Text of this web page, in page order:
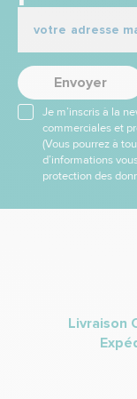
Envoyer
Je m’inscris à la
commerciales et
(Vous pourrez à
d’informations
protection des
Livraison